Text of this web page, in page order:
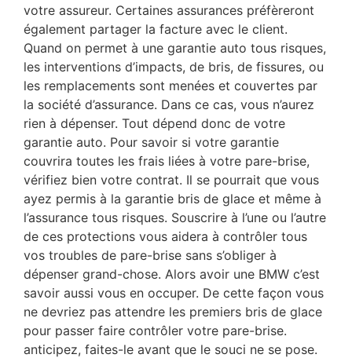
votre assureur. Certaines assurances préfèreront
également partager la facture avec le client.
Quand on permet à une garantie auto tous risques,
les interventions d’impacts, de bris, de fissures, ou
les remplacements sont menées et couvertes par
la société d’assurance. Dans ce cas, vous n’aurez
rien à dépenser. Tout dépend donc de votre
garantie auto. Pour savoir si votre garantie
couvrira toutes les frais liées à votre pare-brise,
vérifiez bien votre contrat. Il se pourrait que vous
ayez permis à la garantie bris de glace et même à
l’assurance tous risques. Souscrire à l’une ou l’autre
de ces protections vous aidera à contrôler tous
vos troubles de pare-brise sans s’obliger à
dépenser grand-chose. Alors avoir une BMW c’est
savoir aussi vous en occuper. De cette façon vous
ne devriez pas attendre les premiers bris de glace
pour passer faire contrôler votre pare-brise.
anticipez, faites-le avant que le souci ne se pose.